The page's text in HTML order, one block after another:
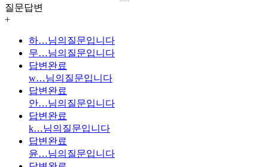
질문답변
+
하…님의질문입니다
무…님의질문입니다
답변완료
w…님의질문입니다
답변완료
안…님의질문입니다
답변완료
k…님의질문입니다
답변완료
윤…님의질문입니다